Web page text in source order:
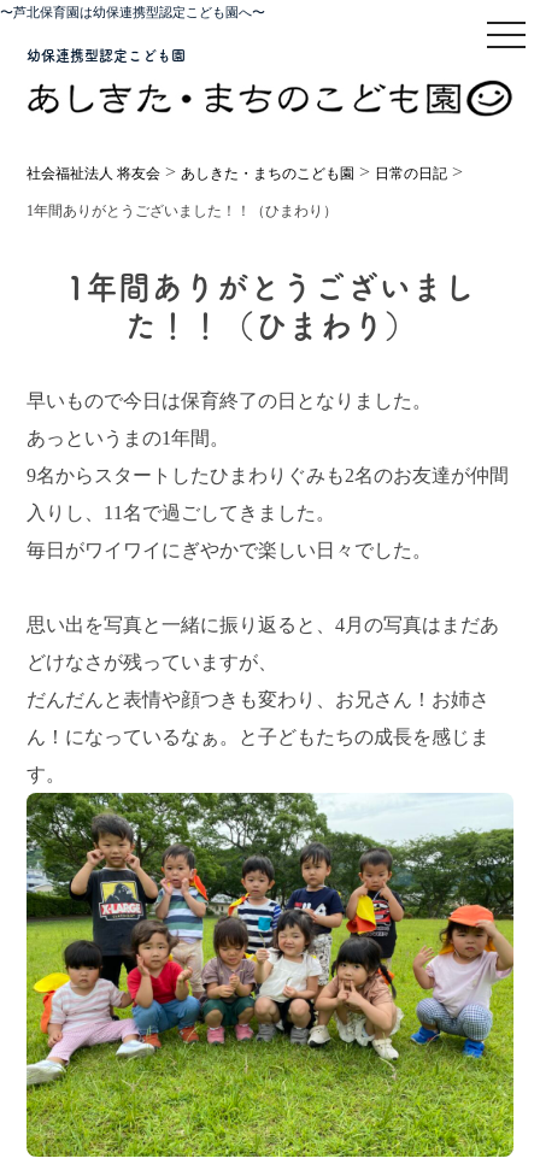
〜芦北保育園は幼保連携型認定こども園へ〜
幼保連携型認定こども園
社会福祉法人 将友会 > あしきた・まちのこども園 > 日常の日記 >
1年間ありがとうございました！！（ひまわり）
1年間ありがとうございまし
た！！（ひまわり）
早いもので今日は保育終了の日となりました。
あっというまの1年間。
9名からスタートしたひまわりぐみも2名のお友達が仲間
入りし、11名で過ごしてきました。
毎日がワイワイにぎやかで楽しい日々でした。
思い出を写真と一緒に振り返ると、4月の写真はまだあ
どけなさが残っていますが、
だんだんと表情や顔つきも変わり、お兄さん！お姉さ
ん！になっているなぁ。と子どもたちの成長を感じま
す。